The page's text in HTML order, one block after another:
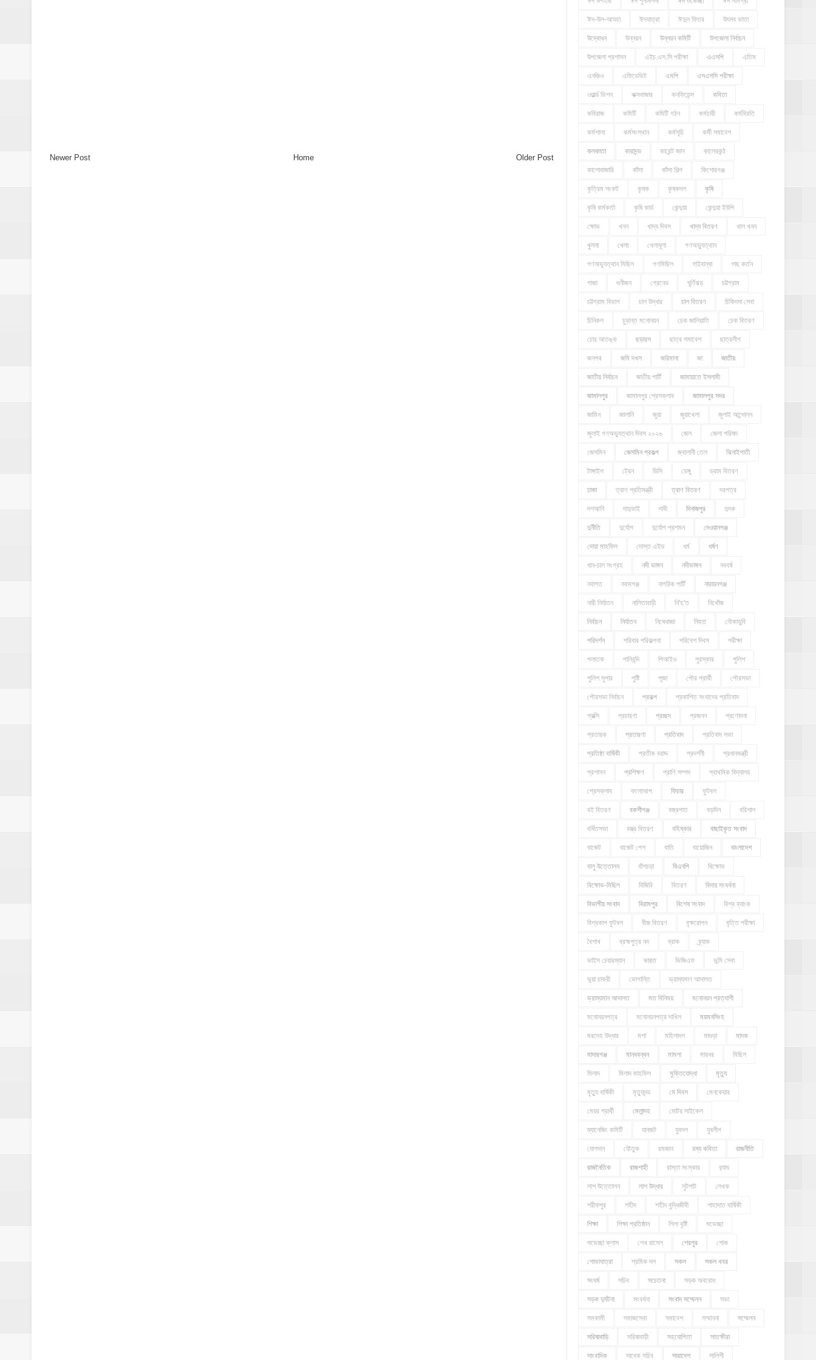
Newer Post Older Post
Home
ঈদ-উল-আযহা ঈদযাত্রা ঈদুল ফিতর উৎসব ভাতা
উদ্বোধন উন্নয়ন উন্নয়ন কমিটি উপজেলা নির্বাচন
উপজেলা প্রশাসন এইচ.এস.সি পরীক্ষা এএসপি এতিম
এনজিও এফিডেভিট এমপি এসএসসি পরীক্ষা
ওয়ার্ল্ড ভিশন কক্সবাজার কনফিডেন্স কবিতা
কবিরাজ কমিটি কমিটি গঠন কর্মচারী কর্মবিরতি
কর্মশালা কর্মসংস্থান কর্মসূচি কর্মী সমাবেশ
কলকাতা কারাদন্ড কারেন্ট জাল কালেরকন্ঠ
কালোবাজারি কাঁসা কাঁসা শিল্প কিশোরগঞ্জ
কৃত্রিম সংকট কৃষক কৃষকদল কৃষি
কৃষি কর্মকর্তা কৃষি কার্ড কেন্দুয়া কেন্দুয়া ইউপি
ক্ষোভ খনন খাদ্য দিবস খাদ্য বিতরণ খাল খনন
খুলনা খেলা খেলাধূলা গণঅভ্যুত্থান
গণঅভ্যুত্থান মিছিল গণমিছিল গাইবান্ধা গাছ কর্তন
গাজা গুনীজন গ্রেনেড ঘূর্ণিঝড় চট্টগ্রাম
চট্টগ্রাম বিভাগ চাল উদ্ধার চাল বিতরণ চিকিৎসা সেবা
চিনিকল চুড়ান্ত মনোনয়ন চেক জালিয়াতি চেক বিতরণ
চোর আতঙ্ক ছড়ারস ছাত্র সমাবেশ ছাত্রলীগ
জনপথ জমি দখল জরিমানা জা জাতীয়
জাতীয় নির্বাচন জাতীয় পার্টি জামায়াতে ইসলামী
জামালপুর জামালপুর প্রেসক্লাব জামালপুর সদর
জামিন জালানি জুয়া জুয়াখেলা জুলাই আন্দোলন
জুলাই গণঅভ্যুত্থান দিবস ২০২৬ জেল জেলা পরিষদ
জেসমিন জেসমিন প্রকল্প জ্বালানী তেল ঝিনাইগাতী
টাঙ্গাইল ট্রেন ডিসি ডেঙ্গু ড্রাম বিতরণ
ঢাকা ত্রাণ প্রতিমন্ত্রী ত্রাণ বিতরণ দরপত্র
দশআনি দাদুভাই দাবী দিনাজপুর দুদক
দুর্নীতি দুর্যোগ দুর্যোগ প্রশমন দেওয়ানগঞ্জ
দোয়া মাহফিল দোস্ত এইড ধর্ম ধর্ষণ
ধান-চাল সংগ্রহ নদী ভাঙ্গন নদীভাঙ্গন নববর্ষ
নবাগত নবাবগঞ্জ নাগরিক পার্টি নারায়নগঞ্জ
নারী নির্যাতন নালিতাবাড়ী নি'হ'ত নিখোঁজ
নির্বাচন নির্যাতন নিষেধাজ্ঞা নিহত নৌকাডুবি
পরিদর্শন পরিবার পরিকল্পনা পরিবেশ দিবস পরীক্ষা
পলাতক পানিবন্দি পিআইও পুরস্কার পুলিশ
পুলিশ সুপার পুষ্টি পূজা পৌর প্রার্থী পৌরসভা
পৌরসভা নির্বাচন প্রকল্প প্রকাশিত সংবাদের প্রতিবাদ
প্রক্সি প্রচারণা প্রচ্ছদ প্রজনন প্রণোদনা
প্রতারক প্রতারণা প্রতিবাদ প্রতিবাদ সভা
প্রতিষ্ঠা বার্ষিকী প্রতীক বরাদ্দ প্রদর্শনী প্রধানমন্ত্রী
প্রশাসন প্রশিক্ষণ প্রাণি সম্পদ প্রাথমিক বিদ্যালয়
প্রেসক্লাব ফলোআপ ফিচার ফুটবল
বই বিতরণ বকশীগঞ্জ বজ্রপাত বড়দিন বরিশাল
বর্ধিতসভা বস্ত্র বিতরণ বহিষ্কার বাছাইকৃত সংবাদ
বাজেট বাজেট পেশ বাতি বায়োজিন বাংলাদেশ
বালু উত্তোলন বাঁশচড়া বিএনপি বিক্ষোভ
বিক্ষোভ-মিছিল বিজিবি বিতরণ বিদায় সংবর্ধনা
বিভাগীয় সংবাদ বিরামপুর বিশেষ সংবাদ বিশ্ব ব্যাংক
বিশ্বকাপ ফুটবল বীজ বিতরণ বৃক্ষরোপন বৃত্তি পরীক্ষা
বৈশাখ ব্রহ্মপুত্র নদ ব্রাক ব্র্যাক
ভাইস চেয়ারম্যান ভারত ভিজিএফ ভূমি সেবা
ভূয়া চাকরী ভোগান্তি ভ্রাম্যমাণ আদালত
ভ্রাম্যমান আদালত মত বিনিময় মনোনয়ন প্রত্যাশী
মনোনয়নপত্র মনোনয়নপত্র দাখিল ময়মনসিংহ
মরদেহ উদ্ধার মশা মহিলাদল মাগুড়া মাদক
মাদারগঞ্জ মানববন্ধন মামলা মারধর মিছিল
মিলাদ মিলাদ মাহফিল মুক্তিযোদ্ধা মৃত্যু
মৃত্যু বার্ষিকী মৃত্যুদন্ড মে দিবস মেনকেয়ার
মেয়র প্রার্থী মেলান্দহ মোটর সাইকেল
ম্যানেজিং কমিটি যানজট যুবদল যুবলীগ
যোগদান যৌতুক রমজান রম্য কবিতা রাজনীতি
রাজনৈতিক রাজশাহী রাস্তা সংস্কার র‍্যাব
লাশ উত্তোলন লাশ উদ্ধার লুটপাট লেখক
শরীফপুর শহীদ শহীদ বুদ্ধিজীবী শাহাদাত বার্ষিকী
শিক্ষা শিক্ষা প্রতিষ্ঠান শিলা বৃষ্টি শুভেচ্ছা
শুভেচ্ছা ক্লাস শেখ রাসেল শেরপুর শোক
শোভাযাত্রা শ্রমিক দল সকল সকল খবর
সংঘর্ষ সচিব সচেতনা সড়ক অবরোধ
সড়ক দুর্ঘটনা সংবর্ধনা সংবাদ সম্মেলন সভা
সমকামী সমাজসেবা সমাবেশ সম্মাননা সম্মেলন
সরিষাবাড়ি সরিষাবাড়ী সহযোগিতা সাতক্ষীরা
সাংবাদিক সাবেক সচিব সারাদেশ সালিশী